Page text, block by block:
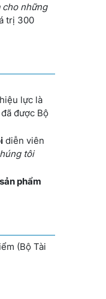
cho những
trị 300
lực là
được Bộ
diễn viên
tôi
phẩm
(Bộ Tài